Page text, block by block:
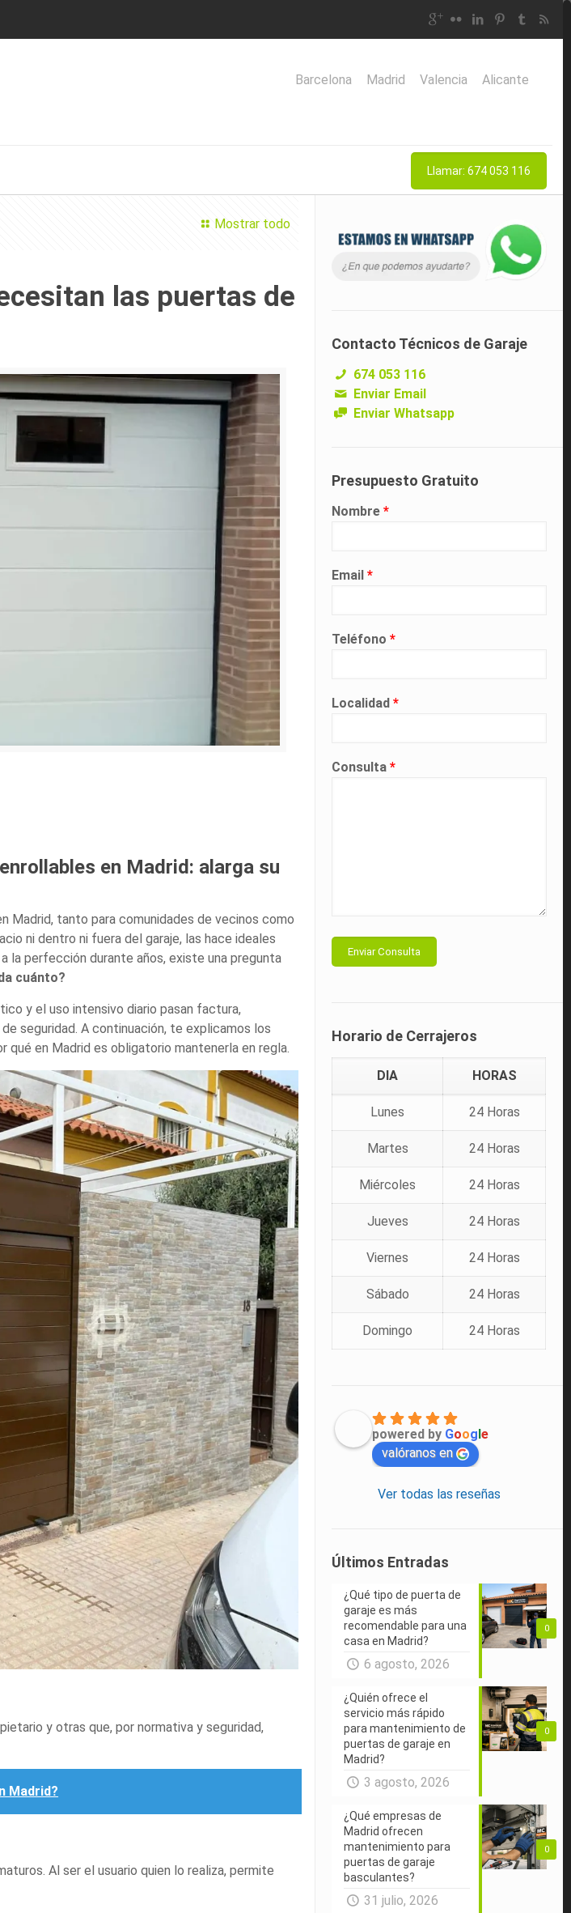
Barcelona Madrid Valencia Alicante
Llamar: 674 053 116
Mostrar todo
las puertas de
en Madrid: alarga su
Madrid, tanto para comunidades de vecinos como
ni dentro ni fuera del garaje, las hace ideales
la perfección durante años, existe una pregunta
cuánto?
y el uso intensivo diario pasan factura,
seguridad. A continuación, te explicamos los
en Madrid es obligatorio mantenerla en regla.
y otras que, por normativa y seguridad,
Madrid?
Al ser el usuario quien lo realiza, permite
Contacto Técnicos de Garaje
674 053 116
Enviar Email
Enviar Whatsapp
Presupuesto Gratuito
Nombre*
Email*
Teléfono*
Localidad*
Consulta*
Horario de Cerrajeros
DIA HORAS
Lunes 24 Horas
Martes 24 Horas
Miércoles 24 Horas
Jueves 24 Horas
Viernes 24 Horas
Sábado 24 Horas
Domingo 24 Horas
powered by Google
valóranos en
Ver todas las reseñas
Últimos Entradas
0
¿Qué tipo de puerta de
garaje es más
recomendable para una
casa en Madrid?
6 agosto, 2026
0
¿Quién ofrece el
servicio más rápido
para mantenimiento de
puertas de garaje en
Madrid?
3 agosto, 2026
0
¿Qué empresas de
Madrid ofrecen
mantenimiento para
puertas de garaje
basculantes?
31 julio, 2026